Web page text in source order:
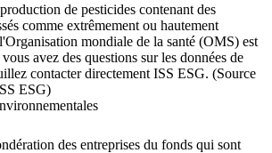
de pesticides contenant des
comme extrêmement ou hautement
mondiale de la santé (OMS) est
avez des questions sur les données de
contacter directement ISS ESG. (Source
ESG)
des entreprises du fonds qui sont